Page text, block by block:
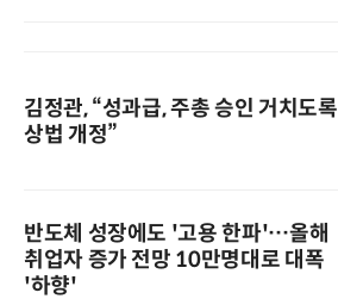
김정관, “성과급, 주총 승인 거치도록
상법 개정”
반도체 성장에도 '고용 한파'…올해
취업자 증가 전망 10만명대로 대폭
'하향'